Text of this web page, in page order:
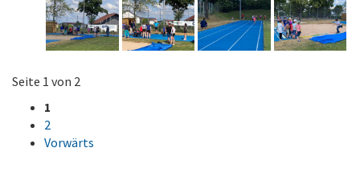
Seite 1 von 2
1
2
Vorwärts